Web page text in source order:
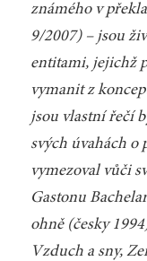
známého v
9/2007) – jsou
entitami, jejichž
vymanit z
jsou vlastní řečí
svých úvahách o
vymezoval vůči
Gastonu
ohně(česky
Vzduch a sny,